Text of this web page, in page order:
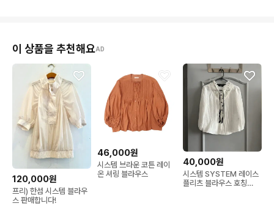
이 상품을 추천해요AD
120,000원
프리) 한섬 시스템 블라우
스 판매합니다!
46,000원
시스템 브라운 코튼 레이
온 셔링 블라우스
40,000원
시스템 SYSTEM 레이스
플리츠 블라우스 호칭